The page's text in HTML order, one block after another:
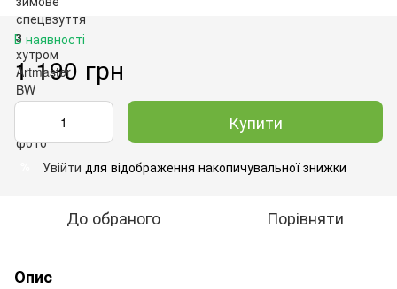
В наявності
1 190 грн
Купити
Увійти для відображення накопичувальної знижки
До обраного Порівняти
Опис